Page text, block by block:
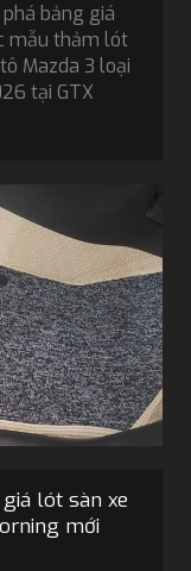
bảng giá
mẫu thảm lót
Mazda 3 loại
tại GTX
- bền đẹp,
bảo vệ xe.
lót sàn xe
mới